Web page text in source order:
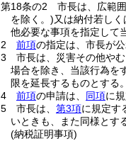
第18条の2
市長は、広範
を除く。)又は納付若しく
他必要な事項を指定して
2
前項の指定は、市長が
3
市長は、災害その他や
場合を除き、当該行為を
限を延長するものとする。
4
前項の申請は、 同項に
5
市長は、 第3項に規定す
いときも、また同様とす
(納税証明事項)